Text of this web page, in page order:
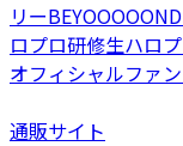
リー
ロプロ研修生ハロ
オフィシャルファ
通販サイト